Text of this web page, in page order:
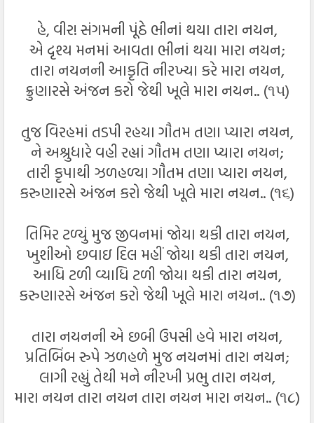
હે, વીર! સંગમની પૂંઠે ભીનાં થયા તારા નયન,
એ દૃશ્ય મનમાં આવતા ભીનાં થયા મારા નયન;
તારા નયનની આકૃતિ નીરખ્યા કરે મારા નયન,
ક્રુણારસે અંજન કરો જેથી ખૂલે મારા નયન.. (૧૫)
તુજ વિરહમાં તડપી રહયા ગૌતમ તણા પ્યારા નયન,
ને અશ્રુધારે વહી રહ્યાં ગૌતમ તણા પ્યારા નયન;
તારી કૃપાથી ઝળહળ્યા ગૌતમ તણા પ્યારા નયન,
કરુણારસે અંજન કરો જેથી ખૂલે મારા નયન.. (૧૬)
તિમિર ટળ્યું મુજ જીવનમાં જોયા થકી તારા નયન,
ખુશીઓ છવાઇ દિલ મહીં જોયા થકી તારા નયન,
આધિ ટળી વ્યાધિ ટળી જોયા થકી તારા નયન,
કરુણારસે અંજન કરો જેથી ખૂલે મારા નયન.. (૧૭)
તારા નયનની એ છબી ઉપસી હવે મારા નયન,
પ્રતિબિંબ રુપે ઝળહળે મુજ નયનમાં તારા નયન;
લાગી રહ્યું તેથી મને નીરખી પ્રભુ તારા નયન,
મારા નયન તારા નયન તારા નયન મારા નયન.. (૧૮)